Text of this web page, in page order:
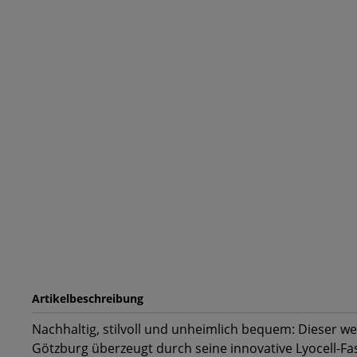
Artikelbeschreibung
Nachhaltig, stilvoll und unheimlich bequem: Dieser
Götzburg überzeugt durch seine innovative Lyocell-